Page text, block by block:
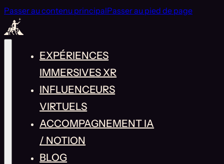
Passer au contenu principalPasser au pied de page
EXPÉRIENCES
IMMERSIVES XR
INFLUENCEURS
VIRTUELS
ACCOMPAGNEMENT IA
/ NOTION
BLOG